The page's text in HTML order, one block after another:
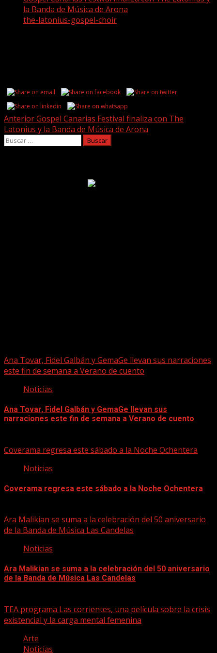
la Banda de Música de Arona
the-latonius-gospel-choir
Post
navigation
AnteriorGospel Canarias Festival finaliza con The
Latonius y la Banda de Música de Arona
Buscar:
Ana Tovar, Fidel Galbán y GemaGe llevan sus narraciones
este fin de semana a Verano de cuento
Noticias
Ana Tovar, Fidel Galbán y GemaGe llevan sus
narraciones este fin de semana a Verano de cuento
Coverama regresa este sábado a la Noche Ochentera
Noticias
Coverama regresa este sábado a la Noche Ochentera
Ara Malikian se suma a la celebración del 50 aniversario
de la Banda de Música Las Candelas
Noticias
Ara Malikian se suma a la celebración del 50 aniversario
de la Banda de Música Las Candelas
TEA programa Las corrientes, una película sobre la crisis
existencial y la carga mental femenina
Arte
Noticias